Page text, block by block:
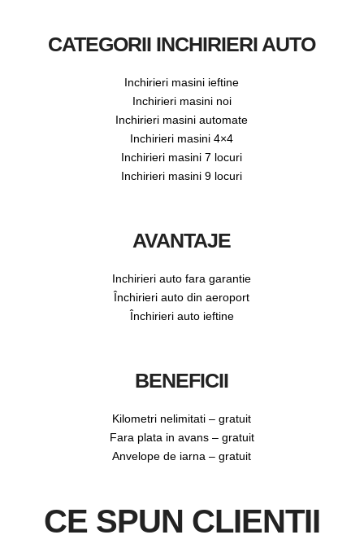
CATEGORII INCHIRIERI AUTO
Inchirieri masini ieftine
Inchirieri masini noi
Inchirieri masini automate
Inchirieri masini 4×4
Inchirieri masini 7 locuri
Inchirieri masini 9 locuri
AVANTAJE
Inchirieri auto fara garantie
Închirieri auto din aeroport
Închirieri auto ieftine
BENEFICII
Kilometri nelimitati – gratuit
Fara plata in avans – gratuit
Anvelope de iarna – gratuit
CE SPUN CLIENTII